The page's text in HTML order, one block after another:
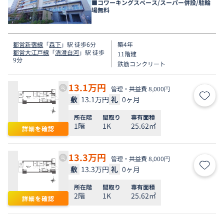
■コワーキングスペース/スーパー併設/駐輪
場無料
都営新宿線 「森下」駅 徒歩6分
都営大江戸線 「清澄白河」駅 徒歩
9分
築4年
11階建
鉄筋コンクリート
詳細を確認
13.1万円 管理・共益費 8,000円
敷 13.1万円 礼 0ヶ月 お気
所在階
1階
間取り
1K
専有面積
25.62㎡
詳細を確認
13.3万円 管理・共益費 8,000円
敷 13.3万円 礼 0ヶ月 お気
所在階
2階
間取り
1K
専有面積
25.62㎡